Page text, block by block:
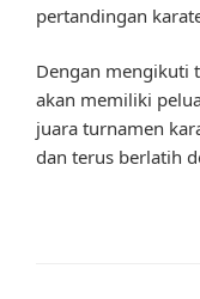
pertandingan
Dengan mengikuti
akan memiliki
juara turnamen
dan terus berlatih